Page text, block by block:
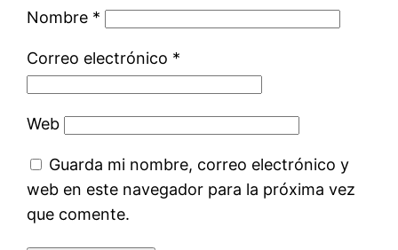
Nombre *
Correo electrónico *
Web
Guarda mi nombre, correo electrónico y
web en este navegador para la próxima vez
que comente.